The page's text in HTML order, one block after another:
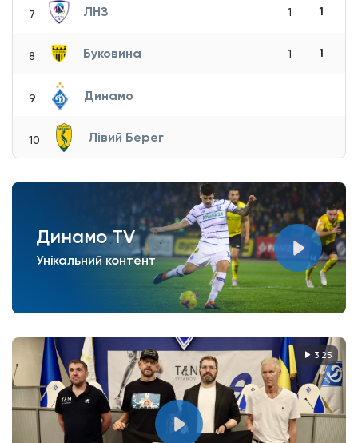
7 ЛНЗ 1 1
8 Буковина 1 1
9 Динамо
10 Лівий Берег
Динамо TV
Унікальний контент
3:25